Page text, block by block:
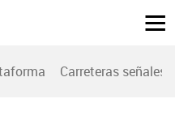
Carreteras señales